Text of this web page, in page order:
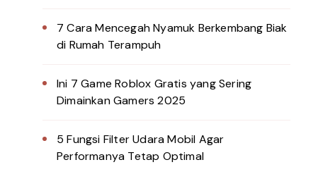
7 Cara Mencegah Nyamuk Berkembang Biak
di Rumah Terampuh
Ini 7 Game Roblox Gratis yang Sering
Dimainkan Gamers 2025
5 Fungsi Filter Udara Mobil Agar
Performanya Tetap Optimal